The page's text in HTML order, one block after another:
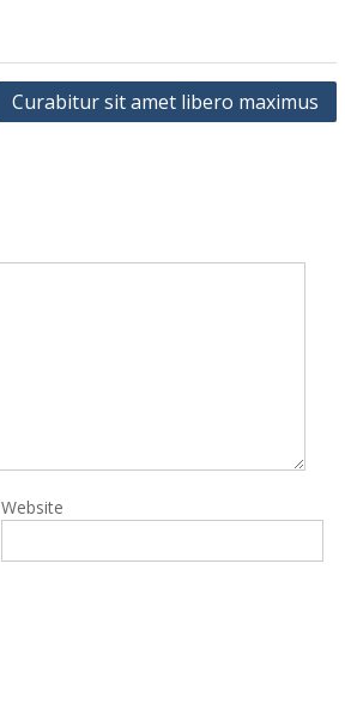
Curabitur sit amet libero maximus
Website